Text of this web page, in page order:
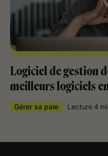
Logiciel de gestion
meilleurs logiciels
Gérer sa paie Lecture 4